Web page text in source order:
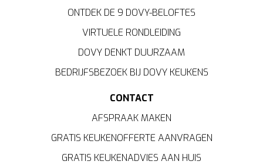
ONTDEK DE 9 DOVY-BELOFTES
VIRTUELE RONDLEIDING
DOVY DENKT DUURZAAM
BEDRIJFSBEZOEK BIJ DOVY KEUKENS
CONTACT
AFSPRAAK MAKEN
GRATIS KEUKENOFFERTE AANVRAGEN
GRATIS KEUKENADVIES AAN HUIS